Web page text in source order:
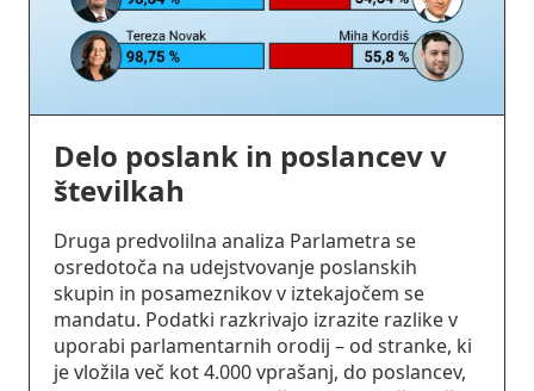
Delo poslank in poslancev v
številkah
Druga predvolilna analiza Parlametra se
osredotoča na udejstvovanje poslanskih
skupin in posameznikov v iztekajočem se
mandatu. Podatki razkrivajo izrazite razlike v
uporabi parlamentarnih orodij – od stranke, ki
je vložila več kot 4.000 vprašanj, do poslancev,